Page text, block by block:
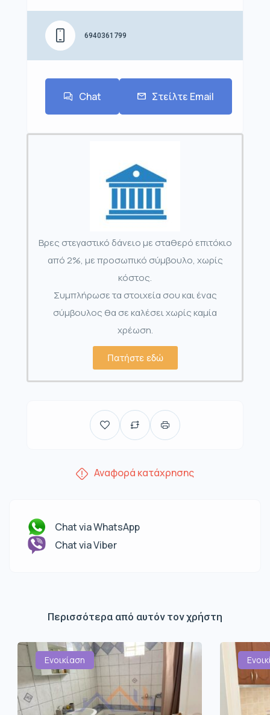
6940361799
Chat Στείλτε Email
Βρες στεγαστικό δάνειο με σταθερό επιτόκιο
από 2%, με προσωπικό σύμβουλο, χωρίς
κόστος.
Συμπλήρωσε τα στοιχεία σου και ένας
σύμβουλος θα σε καλέσει χωρίς καμία
χρέωση.
Πατήστε εδώ
Αναφορά κατάχρησης
Chat via WhatsApp
Chat via Viber
Περισσότερα από αυτόν τον χρήστη
Ενοικίαση